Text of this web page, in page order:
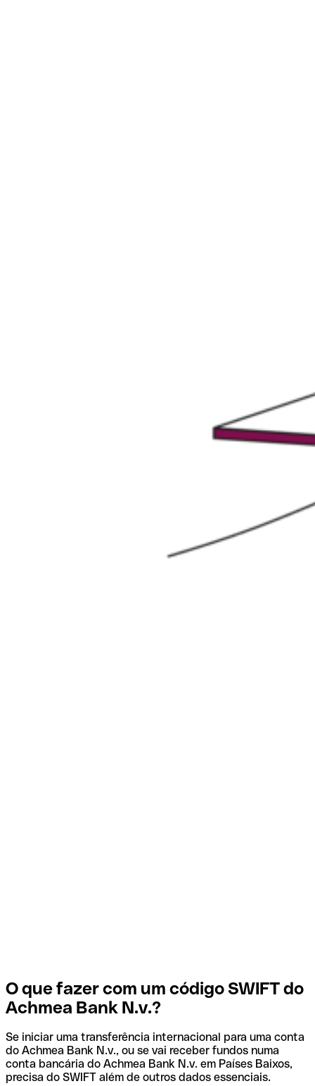
O que fazer com um código SWIFT do
Achmea Bank N.v.?
Se iniciar uma transferência internacional para uma conta
do Achmea Bank N.v., ou se vai receber fundos numa
conta bancária do Achmea Bank N.v. em Países Baixos,
precisa do SWIFT além de outros dados essenciais.